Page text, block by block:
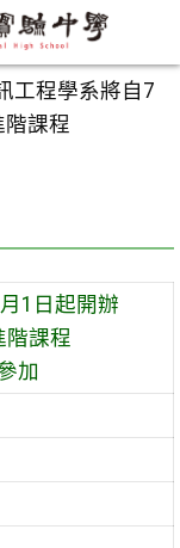
工程學系將自7
課程
1日起開辦
階課程
加